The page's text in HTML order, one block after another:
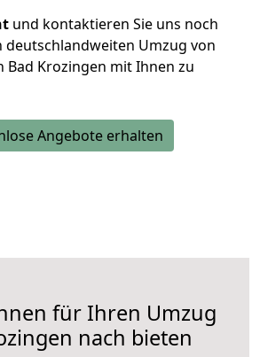
und kontaktieren Sie uns noch
deutschlandweiten Umzug von
Bad Krozingen mit Ihnen zu
Angebote erhalten
für Ihren Umzug
nach bieten